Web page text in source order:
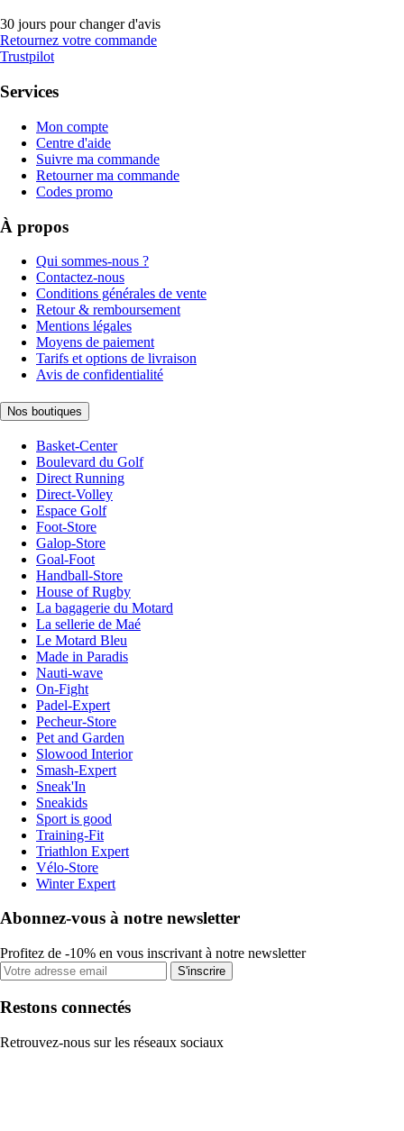
30 jours pour changer d'avis
Retournez votre commande
Trustpilot
Services
Mon compte
Centre d'aide
Suivre ma commande
Retourner ma commande
Codes promo
À propos
Qui sommes-nous ?
Contactez-nous
Conditions générales de vente
Retour & remboursement
Mentions légales
Moyens de paiement
Tarifs et options de livraison
Avis de confidentialité
Nos boutiques
Basket-Center
Boulevard du Golf
Direct Running
Direct-Volley
Espace Golf
Foot-Store
Galop-Store
Goal-Foot
Handball-Store
House of Rugby
La bagagerie du Motard
La sellerie de Maé
Le Motard Bleu
Made in Paradis
Nauti-wave
On-Fight
Padel-Expert
Pecheur-Store
Pet and Garden
Slowood Interior
Smash-Expert
Sneak'In
Sneakids
Sport is good
Training-Fit
Triathlon Expert
Vélo-Store
Winter Expert
Abonnez-vous à notre newsletter
Profitez de -10% en vous inscrivant à notre newsletter
S'inscrire
Restons connectés
Retrouvez-nous sur les réseaux sociaux